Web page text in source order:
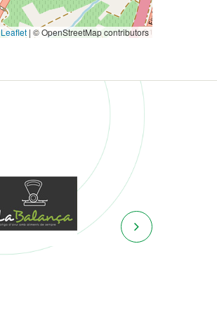
Leaflet | © OpenStreetMap contributors
